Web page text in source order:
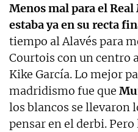
Menos mal para el
estaba ya en su recta
tiempo al Alavés para
Courtois con un centro
Kike García. Lo mejor
madridismo fue que
los blancos se llevaron
pensar en el derbi.